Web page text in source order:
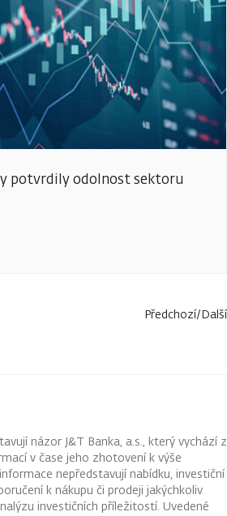
potvrdily odolnost sektoru
Předchozí/Další
názor J&T Banka, a.s., který vychází z
v čase jeho zhotovení k výše
nepředstavují nabídku, investiční
k nákupu či prodeji jakýchkoliv
investičních příležitostí. Uvedené